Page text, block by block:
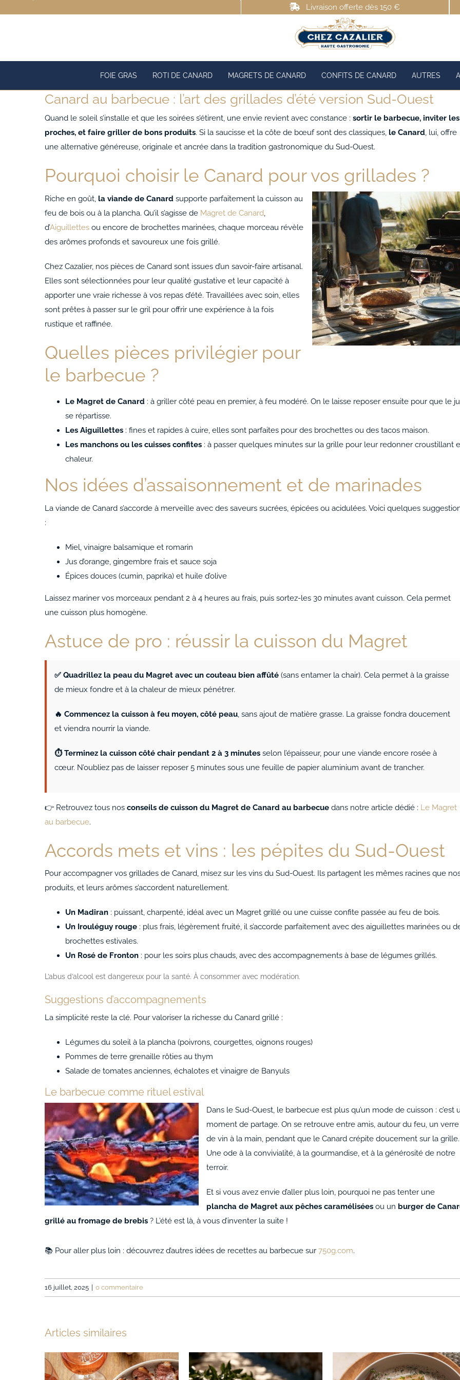
Livraison offerte dès 150 €
FOIE GRAS ROTI DE CANARD MAGRETS DE CANARD CONFITS DE CANARD AUTRES
Canard au barbecue : l’art des grillades d’été version Sud-Ouest
Quand le soleil s’installe et que les soirées s’étirent, une envie revient avec constance : sortir le barbecue, inviter les
proches, et faire griller de bons produits. Si la saucisse et la côte de bœuf sont des classiques, le Canard, lui, offre
une alternative généreuse, originale et ancrée dans la tradition gastronomique du Sud-Ouest.
Pourquoi choisir le Canard pour vos grillades ?
Riche en goût, la viande de Canard supporte parfaitement la cuisson au
feu de bois ou à la plancha. Qu’il s’agisse de Magret de Canard,
d’Aiguillettesou encore de brochettes marinées, chaque morceau révèle
des arômes profonds et savoureux une fois grillé.
Chez Cazalier, nos pièces de Canard sont issues d’un savoir-faire artisanal.
Elles sont sélectionnées pour leur qualité gustative et leur capacité à
apporter une vraie richesse à vos repas d’été. Travaillées avec soin, elles
sont prêtes à passer sur le gril pour offrir une expérience à la fois
rustique et raffinée.
Quelles pièces privilégier pour
le barbecue ?
Le Magret de Canard : à griller côté peau en premier, à feu modéré. On le laisse reposer ensuite pour que le
se répartisse.
Les Aiguillettes: fines et rapides à cuire, elles sont parfaites pour des brochettes ou des tacos maison.
Les manchons ou les cuisses confites: à passer quelques minutes sur la grille pour leur redonner croustillant
chaleur.
Nos idées d’assaisonnement et de marinades
La viande de Canard s’accorde à merveille avec des saveurs sucrées, épicées ou acidulées. Voici quelques
:
Miel, vinaigre balsamique et romarin
Jus d’orange, gingembre frais et sauce soja
Épices douces (cumin, paprika) et huile d’olive
Laissez mariner vos morceaux pendant 2 à 4 heures au frais, puis sortez-les 30 minutes avant cuisson. Cela permet
une cuisson plus homogène.
Astuce de pro : réussir la cuisson du Magret
✅ Quadrillez la peau du Magret avec un couteau bien affûté(sans entamer la chair). Cela permet à la graisse
de mieux fondre et à la chaleur de mieux pénétrer.
🔥 Commencez la cuisson à feu moyen, côté peau, sans ajout de matière grasse. La graisse fondra doucement
et viendra nourrir la viande.
⏱️ Terminez la cuisson côté chair pendant 2 à 3 minutesselon l’épaisseur, pour une viande encore rosée à
cœur. N’oubliez pas de laisser reposer 5 minutes sous une feuille de papier aluminium avant de trancher.
👉 Retrouvez tous nos conseils de cuisson du Magret de Canard au barbecuedans notre article dédié : Le Magret
au barbecue.
Accords mets et vins : les pépites du Sud-Ouest
Pour accompagner vos grillades de Canard, misez sur les vins du Sud-Ouest. Ils partagent les mêmes racines que
produits, et leurs arômes s’accordent naturellement.
Un Madiran: puissant, charpenté, idéal avec un Magret grillé ou une cuisse confite passée au feu de bois.
Un Irouléguy rouge: plus frais, légèrement fruité, il s’accorde parfaitement avec des aiguillettes marinées ou
brochettes estivales.
Un Rosé de Fronton: pour les soirs plus chauds, avec des accompagnements à base de légumes grillés.
L’abus d’alcool est dangereux pour la santé. À consommer avec modération.
Suggestions d’accompagnements
La simplicité reste la clé. Pour valoriser la richesse du Canard grillé :
Légumes du soleil à la plancha (poivrons, courgettes, oignons rouges)
Pommes de terre grenaille rôties au thym
Salade de tomates anciennes, échalotes et vinaigre de Banyuls
Le barbecue comme rituel estival
Dans le Sud-Ouest, le barbecue est plus qu’un mode de cuisson : c’est
moment de partage. On se retrouve entre amis, autour du feu, un verre
de vin à la main, pendant que le Canard crépite doucement sur la grille.
Une ode à la convivialité, à la gourmandise, et à la générosité de notre
terroir.
Et si vous avez envie d’aller plus loin, pourquoi ne pas tenter une
plancha de Magret aux pêches caraméliséesou un burger de
grillé au fromage de brebis? L’été est là, à vous d’inventer la suite !
📚 Pour aller plus loin : découvrez d’autres idées de recettes au barbecue sur 750g.com.
16 juillet, 2025 0 commentaire
Articles similaires